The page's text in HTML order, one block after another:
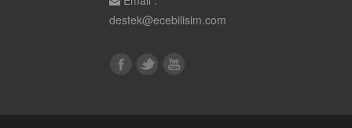
destek@ecebilisim.com